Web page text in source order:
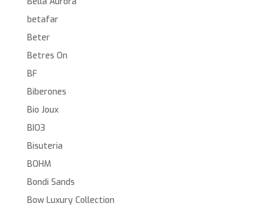
betafar
Beter
Betres On
BF
Biberones
Bio Joux
BIO3
Bisuteria
BOHM
Bondi Sands
Bow Luxury Collection